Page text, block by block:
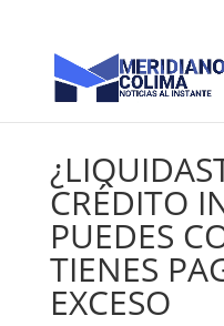
CRÉDITO
PUEDES
TIENES
EXCESO